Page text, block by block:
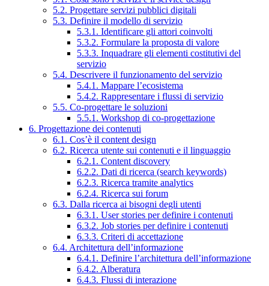
5.2. Progettare servizi pubblici digitali
5.3. Definire il modello di servizio
5.3.1. Identificare gli attori coinvolti
5.3.2. Formulare la proposta di valore
5.3.3. Inquadrare gli elementi costitutivi del
servizio
5.4. Descrivere il funzionamento del servizio
5.4.1. Mappare l’ecosistema
5.4.2. Rappresentare i flussi di servizio
5.5. Co-progettare le soluzioni
5.5.1. Workshop di co-progettazione
6. Progettazione dei contenuti
6.1. Cos’è il content design
6.2. Ricerca utente sui contenuti e il linguaggio
6.2.1. Content discovery
6.2.2. Dati di ricerca (search keywords)
6.2.3. Ricerca tramite analytics
6.2.4. Ricerca sui forum
6.3. Dalla ricerca ai bisogni degli utenti
6.3.1. User stories per definire i contenuti
6.3.2. Job stories per definire i contenuti
6.3.3. Criteri di accettazione
6.4. Architettura dell’informazione
6.4.1. Definire l’architettura dell’informazione
6.4.2. Alberatura
6.4.3. Flussi di interazione